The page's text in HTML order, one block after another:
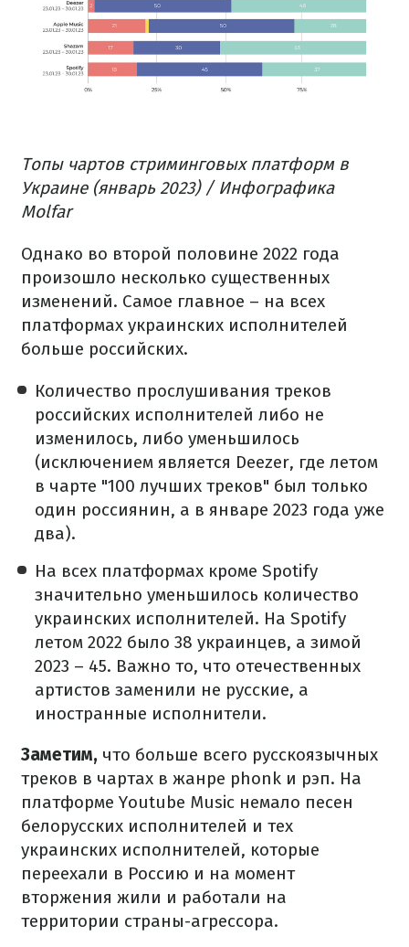
Топы чартов стриминговых платформ в
Украине (январь 2023) / Инфографика
Molfar
Однако во второй половине 2022 года
произошло несколько существенных
изменений. Самое главное – на всех
платформах украинских исполнителей
больше российских.
Количество прослушивания треков
российских исполнителей либо не
изменилось, либо уменьшилось
(исключением является Deezer, где летом
в чарте "100 лучших треков" был только
один россиянин, а в январе 2023 года уже
два).
На всех платформах кроме Spotify
значительно уменьшилось количество
украинских исполнителей. На Spotify
летом 2022 было 38 украинцев, а зимой
2023 – 45. Важно то, что отечественных
артистов заменили не русские, а
иностранные исполнители.
Заметим, что больше всего русскоязычных
треков в чартах в жанре phonk и рэп. На
платформе Youtube Music немало песен
белорусских исполнителей и тех
украинских исполнителей, которые
переехали в Россию и на момент
вторжения жили и работали на
территории страны-агрессора.